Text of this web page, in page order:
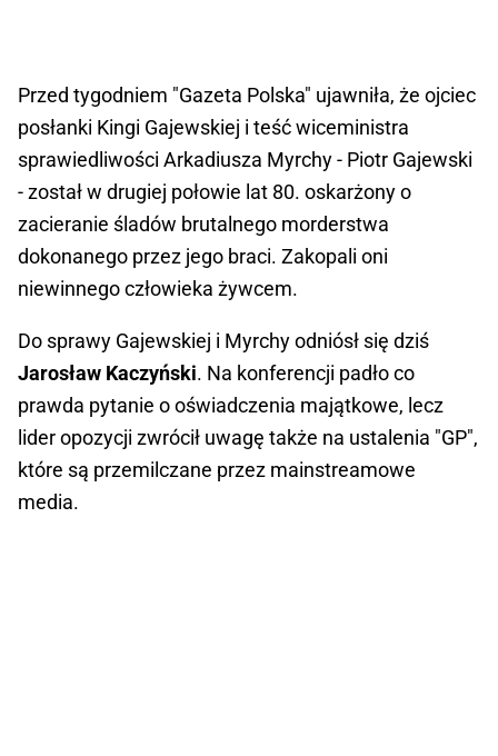
Przed tygodniem "Gazeta Polska" ujawniła, że ojciec
posłanki Kingi Gajewskiej i teść wiceministra
sprawiedliwości Arkadiusza Myrchy - Piotr Gajewski
- został w drugiej połowie lat 80. oskarżony o
zacieranie śladów brutalnego morderstwa
dokonanego przez jego braci. Zakopali oni
niewinnego człowieka żywcem.
Do sprawy Gajewskiej i Myrchy odniósł się dziś
Jarosław Kaczyński. Na konferencji padło co
prawda pytanie o oświadczenia majątkowe, lecz
lider opozycji zwrócił uwagę także na ustalenia "GP",
które są przemilczane przez mainstreamowe
media.